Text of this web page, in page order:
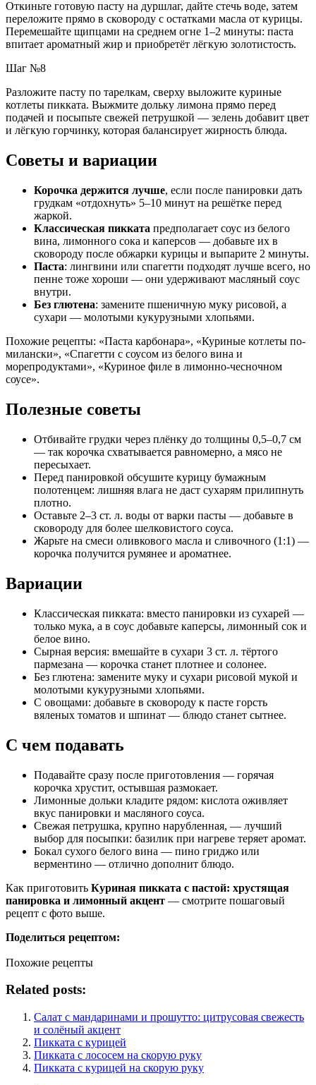
Откиньте готовую пасту на дуршлаг, дайте стечь воде, затем
переложите прямо в сковороду с остатками масла от курицы.
Перемешайте щипцами на среднем огне 1–2 минуты: паста
впитает ароматный жир и приобретёт лёгкую золотистость.
Шаг №8
Разложите пасту по тарелкам, сверху выложите куриные
котлеты пикката. Выжмите дольку лимона прямо перед
подачей и посыпьте свежей петрушкой — зелень добавит цвет
и лёгкую горчинку, которая балансирует жирность блюда.
Советы и вариации
Корочка держится лучше, если после панировки дать
грудкам «отдохнуть» 5–10 минут на решётке перед
жаркой.
Классическая пикката предполагает соус из белого
вина, лимонного сока и каперсов — добавьте их в
сковороду после обжарки курицы и выпарите 2 минуты.
Паста: лингвини или спагетти подходят лучше всего, но
пенне тоже хороши — они удерживают масляный соус
внутри.
Без глютена: замените пшеничную муку рисовой, а
сухари — молотыми кукурузными хлопьями.
Похожие рецепты: «Паста карбонара», «Куриные котлеты по-
милански», «Спагетти с соусом из белого вина и
морепродуктами», «Куриное филе в лимонно-чесночном
соусе».
Полезные советы
Отбивайте грудки через плёнку до толщины 0,5–0,7 см
— так корочка схватывается равномерно, а мясо не
пересыхает.
Перед панировкой обсушите курицу бумажным
полотенцем: лишняя влага не даст сухарям прилипнуть
плотно.
Оставьте 2–3 ст. л. воды от варки пасты — добавьте в
сковороду для более шелковистого соуса.
Жарьте на смеси оливкового масла и сливочного (1:1) —
корочка получится румянее и ароматнее.
Вариации
Классическая пикката: вместо панировки из сухарей —
только мука, а в соус добавьте каперсы, лимонный сок и
белое вино.
Сырная версия: вмешайте в сухари 3 ст. л. тёртого
пармезана — корочка станет плотнее и солонее.
Без глютена: замените муку и сухари рисовой мукой и
молотыми кукурузными хлопьями.
С овощами: добавьте в сковороду к пасте горсть
вяленых томатов и шпинат — блюдо станет сытнее.
С чем подавать
Подавайте сразу после приготовления — горячая
корочка хрустит, остывшая размокает.
Лимонные дольки кладите рядом: кислота оживляет
вкус панировки и масляного соуса.
Свежая петрушка, крупно нарубленная, — лучший
выбор для посыпки: базилик при нагреве теряет аромат.
Бокал сухого белого вина — пино гриджо или
верментино — отлично дополнит блюдо.
Как приготовить Куриная пикката с пастой: хрустящая
панировка и лимонный акцент — смотрите пошаговый
рецепт с фото выше.
Поделиться рецептом:
Похожие рецепты
Related posts:
Салат с мандаринами и прошутто: цитрусовая свежесть
и солёный акцент
Пикката с курицей
Пикката с лососем на скорую руку
Пикката с курицей на скорую руку